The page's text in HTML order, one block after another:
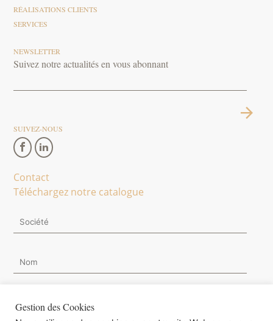
RÉALISATIONS CLIENTS
SERVICES
NEWSLETTER
Suivez notre actualités en vous abonnant
SUIVEZ-NOUS
Contact
Téléchargez notre catalogue
Gestion des Cookies